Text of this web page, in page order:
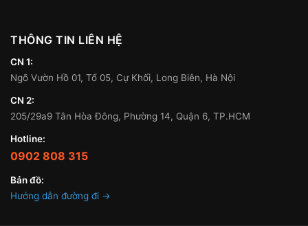
THÔNG TIN LIÊN HỆ
CN 1:
Ngõ Vườn Hồ 01, Tổ 05, Cự Khối, Long Biên, Hà Nội
CN 2:
205/29a9 Tân Hòa Đông, Phường 14, Quận 6, TP.HCM
Hotline:
0902 808 315
Bản đồ:
Hướng dẫn đường đi →